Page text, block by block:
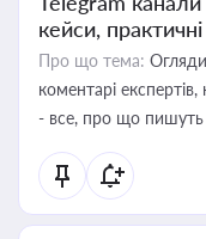
кейси,
Про що тема:
коментарі
- все, про що пишуть